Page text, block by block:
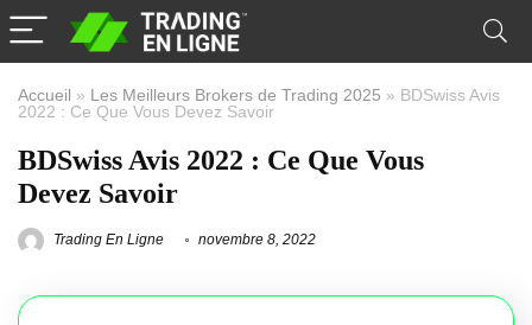
Accueil » Les Meilleurs Brokers de Trading 2025 » BDSwiss Avis
2022 : Ce Que Vous Devez Savoir
BDSwiss Avis 2022 : Ce Que Vous
Devez Savoir
Trading En Ligne novembre 8, 2022